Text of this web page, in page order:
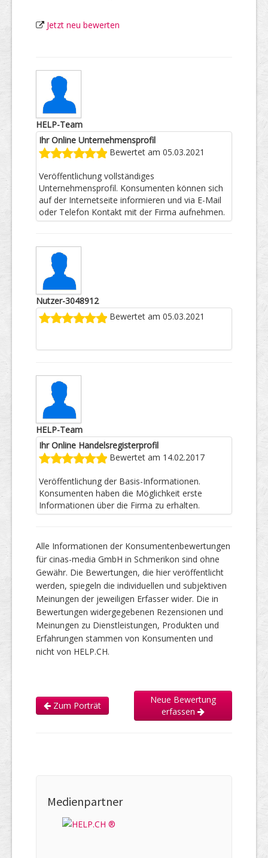
Jetzt neu bewerten
HELP-Team
Ihr Online Unternehmensprofil
Bewertet am 05.03.2021
Veröffentlichung vollständiges
Unternehmensprofil. Konsumenten können sich
auf der Internetseite informieren und via E-Mail
oder Telefon Kontakt mit der Firma aufnehmen.
Nutzer-3048912
Bewertet am 05.03.2021
HELP-Team
Ihr Online Handelsregisterprofil
Bewertet am 14.02.2017
Veröffentlichung der Basis-Informationen.
Konsumenten haben die Möglichkeit erste
Informationen über die Firma zu erhalten.
Alle Informationen der Konsumentenbewertungen
für cinas-media GmbH in Schmerikon sind ohne
Gewähr. Die Bewertungen, die hier veröffentlicht
werden, spiegeln die individuellen und subjektiven
Meinungen der jeweiligen Erfasser wider. Die in
Bewertungen widergegebenen Rezensionen und
Meinungen zu Dienstleistungen, Produkten und
Erfahrungen stammen von Konsumenten und
nicht von HELP.CH.
Zum Porträt
Neue Bewertung
erfassen
Medienpartner